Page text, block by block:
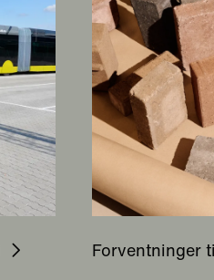
Forventninger